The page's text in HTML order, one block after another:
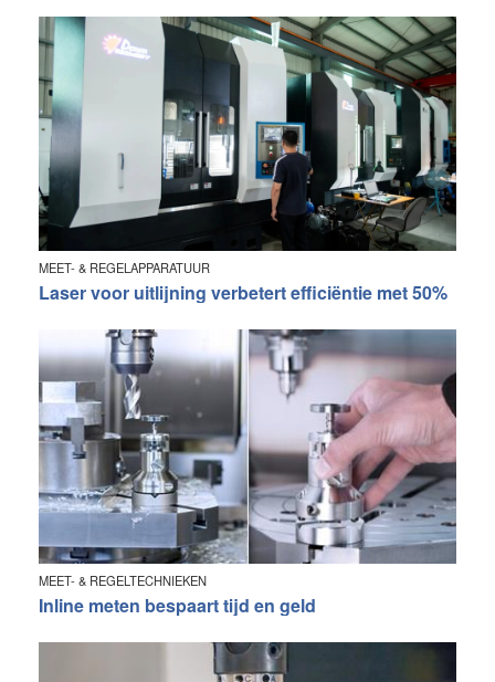
MEET- & REGELAPPARATUUR
Laser voor uitlijning verbetert efficiëntie met 50%
MEET- & REGELTECHNIEKEN
Inline meten bespaart tijd en geld